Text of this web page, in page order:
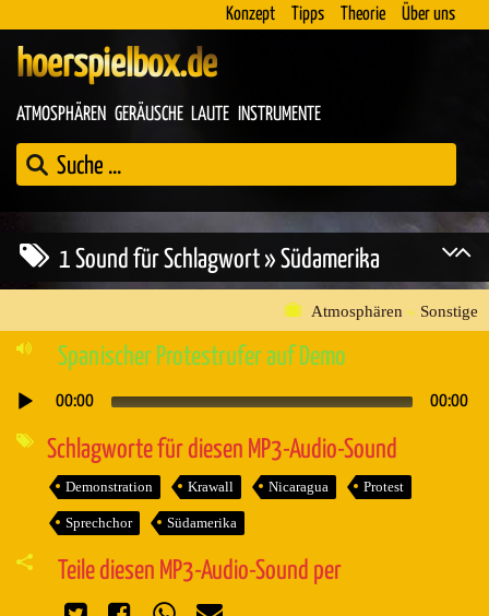
Konzept Tipps Theorie Über uns
hoerspielbox.de
ATMOSPHÄREN GERÄUSCHE LAUTE INSTRUMENTE
1 Sound für Schlagwort » Südamerika
Atmosphären » Sonstige
Spanischer Protestrufer auf Demo
Audio-
00:00 00:00
Schlagworte für diesen MP3-Audio-Sound
Demonstration Krawall Nicaragua Protest
Sprechchor Südamerika
Teile diesen MP3-Audio-Sound per